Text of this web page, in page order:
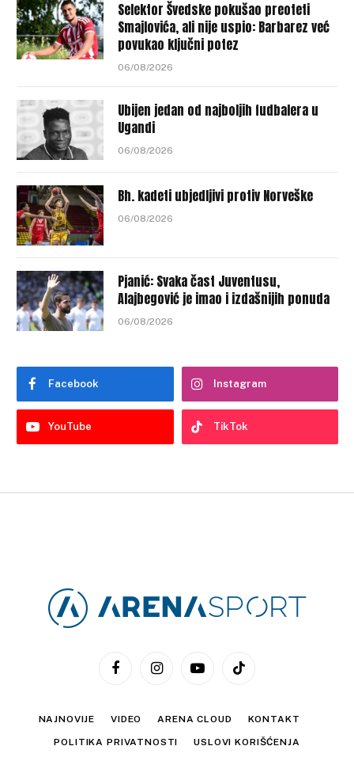
Selektor Švedske pokušao preoteti
Smajlovića, ali nije uspio: Barbarez već
povukao ključni potez
06/08/2026
Ubijen jedan od najboljih fudbalera u
Ugandi
06/08/2026
Bh. kadeti ubjedljivi protiv Norveške
06/08/2026
Pjanić: Svaka čast Juventusu,
Alajbegović je imao i izdašnijih ponuda
06/08/2026
Facebook Instagram
YouTube TikTok
FacebookInstagramYouTubeTikTok
NAJNOVIJE VIDEO ARENA CLOUD KONTAKT
POLITIKA PRIVATNOSTI USLOVI KORIŠĆENJA